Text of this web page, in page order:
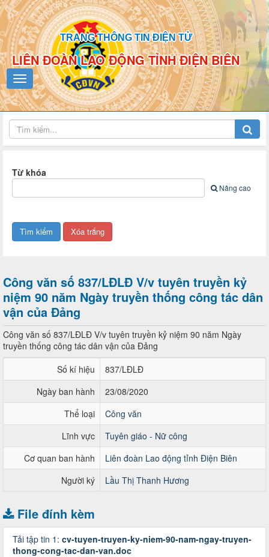
TRANG THÔNG TIN ĐIỆN TỬ
LIÊN ĐOÀN LAO ĐỘNG TỈNH ĐIỆN BIÊN
Từ khóa
Nâng cao
Công văn số 837/LĐLĐ V/v tuyên truyền kỷ
niệm 90 năm Ngày truyền thống công tác dân
vận của Đảng
Công văn số 837/LĐLĐ V/v tuyên truyền kỷ niệm 90 năm Ngày
truyền thống công tác dân vận của Đảng
Số kí hiệu
837/LĐLĐ
Ngày ban hành
23/08/2020
Thể loại
Công văn
Lĩnh vực
Tuyên giáo - Nữ công
Cơ quan ban hành
Liên đoàn Lao động tỉnh Điện Biên
Người ký
Lầu Thị Thanh Hương
File đính kèm
Tải tập tin 1: cv-tuyen-truyen-ky-niem-90-nam-ngay-truyen-
thong-cong-tac-dan-van.doc